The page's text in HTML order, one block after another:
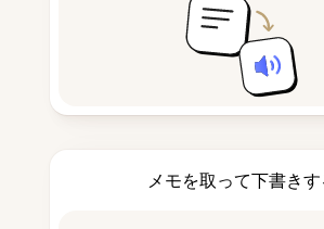
メモを取って下書きす